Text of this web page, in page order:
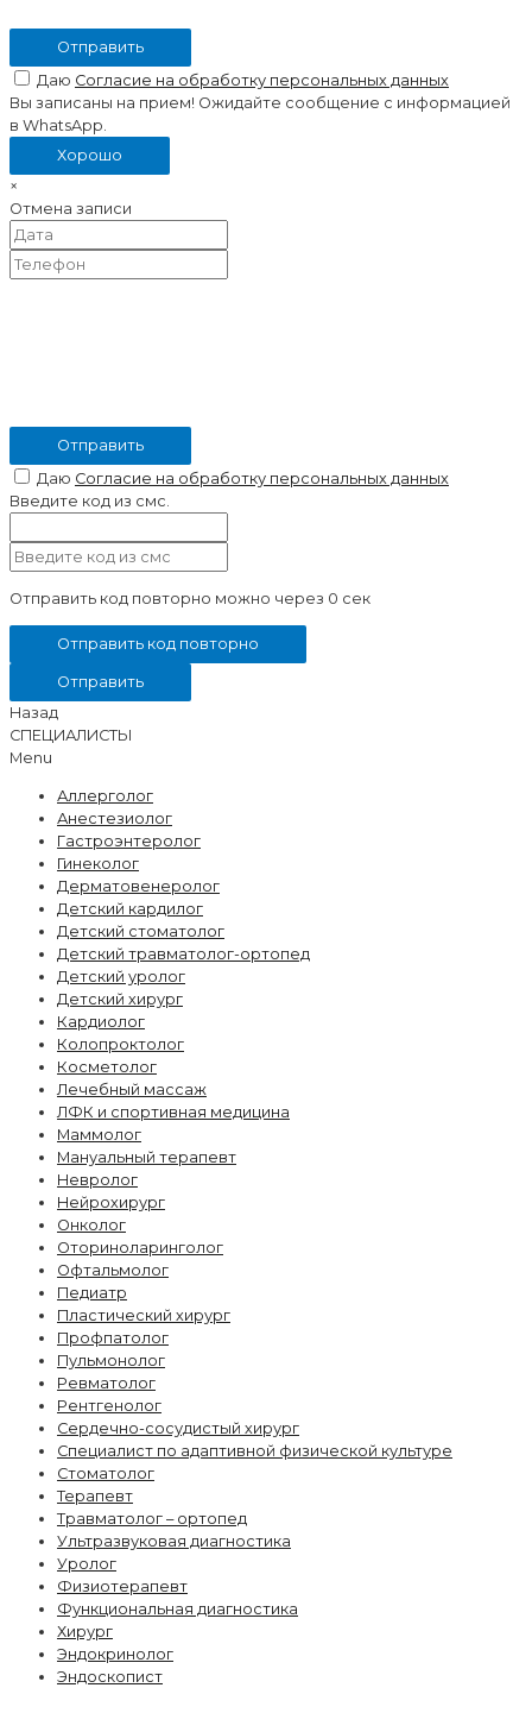
Отправить
Даю Согласие на обработку персональных данных
Вы записаны на прием! Ожидайте сообщение с информацией
в WhatsApp.
Хорошо
×
Отмена записи
Отправить
Даю Согласие на обработку персональных данных
Введите код из смс.
Отправить код повторно можно через 0 сек
Отправить код повторно
Отправить
Назад
СПЕЦИАЛИСТЫ
Menu
Аллерголог
Анестезиолог
Гастроэнтеролог
Гинеколог
Дерматовенеролог
Детский кардилог
Детский стоматолог
Детский травматолог-ортопед
Детский уролог
Детский хирург
Кардиолог
Колопроктолог
Косметолог
Лечебный массаж
ЛФК и спортивная медицина
Маммолог
Мануальный терапевт
Невролог
Нейрохирург
Онколог
Оториноларинголог
Офтальмолог
Педиатр
Пластический хирург
Профпатолог
Пульмонолог
Ревматолог
Рентгенолог
Сердечно-сосудистый хирург
Специалист по адаптивной физической культуре
Стоматолог
Терапевт
Травматолог – ортопед
Ультразвуковая диагностика
Уролог
Физиотерапевт
Функциональная диагностика
Хирург
Эндокринолог
Эндоскопист